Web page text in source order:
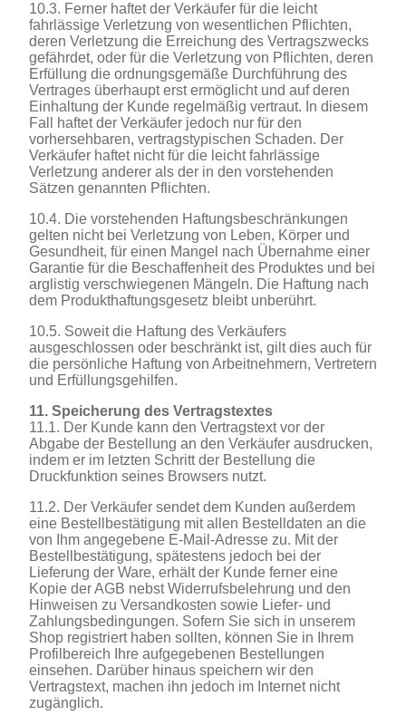
10.3. Ferner haftet der Verkäufer für die leicht
fahrlässige Verletzung von wesentlichen Pflichten,
deren Verletzung die Erreichung des Vertragszwecks
gefährdet, oder für die Verletzung von Pflichten, deren
Erfüllung die ordnungsgemäße Durchführung des
Vertrages überhaupt erst ermöglicht und auf deren
Einhaltung der Kunde regelmäßig vertraut. In diesem
Fall haftet der Verkäufer jedoch nur für den
vorhersehbaren, vertragstypischen Schaden. Der
Verkäufer haftet nicht für die leicht fahrlässige
Verletzung anderer als der in den vorstehenden
Sätzen genannten Pflichten.
10.4. Die vorstehenden Haftungsbeschränkungen
gelten nicht bei Verletzung von Leben, Körper und
Gesundheit, für einen Mangel nach Übernahme einer
Garantie für die Beschaffenheit des Produktes und bei
arglistig verschwiegenen Mängeln. Die Haftung nach
dem Produkthaftungsgesetz bleibt unberührt.
10.5. Soweit die Haftung des Verkäufers
ausgeschlossen oder beschränkt ist, gilt dies auch für
die persönliche Haftung von Arbeitnehmern, Vertretern
und Erfüllungsgehilfen.
11. Speicherung des Vertragstextes
11.1. Der Kunde kann den Vertragstext vor der
Abgabe der Bestellung an den Verkäufer ausdrucken,
indem er im letzten Schritt der Bestellung die
Druckfunktion seines Browsers nutzt.
11.2. Der Verkäufer sendet dem Kunden außerdem
eine Bestellbestätigung mit allen Bestelldaten an die
von Ihm angegebene E-Mail-Adresse zu. Mit der
Bestellbestätigung, spätestens jedoch bei der
Lieferung der Ware, erhält der Kunde ferner eine
Kopie der AGB nebst Widerrufsbelehrung und den
Hinweisen zu Versandkosten sowie Liefer- und
Zahlungsbedingungen. Sofern Sie sich in unserem
Shop registriert haben sollten, können Sie in Ihrem
Profilbereich Ihre aufgegebenen Bestellungen
einsehen. Darüber hinaus speichern wir den
Vertragstext, machen ihn jedoch im Internet nicht
zugänglich.